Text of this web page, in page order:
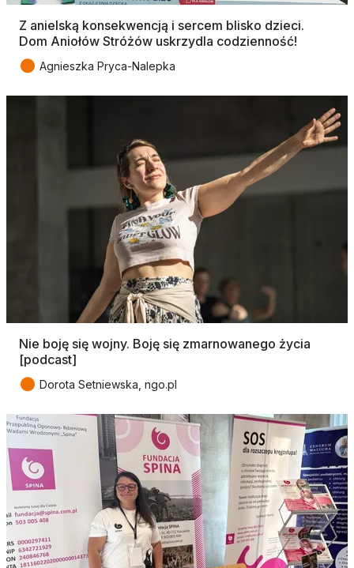
Z anielską konsekwencją i sercem blisko dzieci.
Dom Aniołów Stróżów uskrzydla codzienność!
● Agnieszka Pryca-Nalepka
Nie boję się wojny. Boję się zmarnowanego życia
[podcast]
● Dorota Setniewska, ngo.pl